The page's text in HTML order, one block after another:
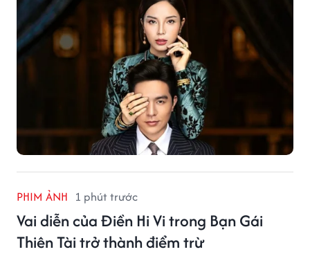
PHIM ẢNH 1 phút trước
Vai diễn của Điền Hi Vi trong Bạn Gái
Thiên Tài trở thành điểm trừ